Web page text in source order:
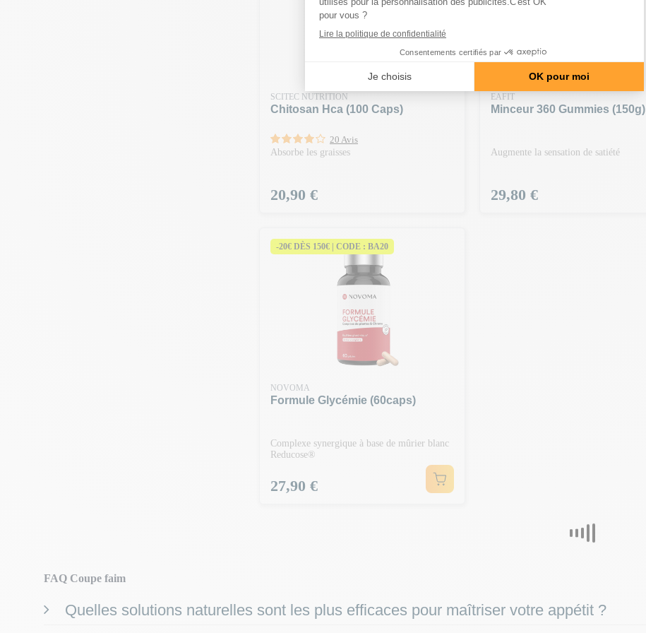
SCITEC NUTRITION
Chitosan Hca (100 Caps)
20 Avis
Absorbe les graisses
Prix
20,90 €
EAFIT
Minceur 360 Gummies (150g)
Augmente la sensation de satiété
Prix
29,80 €
-20€ DÈS 150€ | CODE : BA20
NOVOMA
Formule Glycémie (60caps)
Complexe synergique à base de mûrier blanc
Reducose®
Prix
27,90 €
FAQ Coupe faim
Quelles solutions naturelles sont les plus efficaces pour maîtriser votre appétit ?